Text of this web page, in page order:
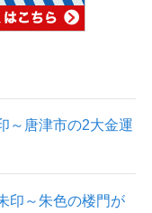
～唐津市の2大金運
印～朱色の楼門が